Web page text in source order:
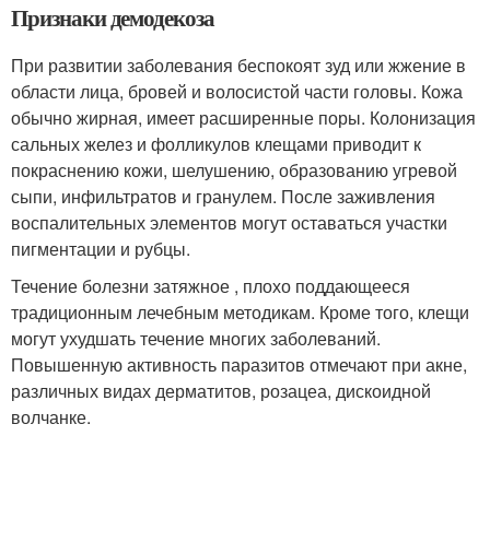
Признаки демодекоза
При развитии заболевания беспокоят зуд или жжение в
области лица, бровей и волосистой части головы. Кожа
обычно жирная, имеет расширенные поры. Колонизация
сальных желез и фолликулов клещами приводит к
покраснению кожи, шелушению, образованию угревой
сыпи, инфильтратов и гранулем. После заживления
воспалительных элементов могут оставаться участки
пигментации и рубцы.
Течение болезни затяжное , плохо поддающееся
традиционным лечебным методикам. Кроме того, клещи
могут ухудшать течение многих заболеваний.
Повышенную активность паразитов отмечают при акне,
различных видах дерматитов, розацеа, дискоидной
волчанке.